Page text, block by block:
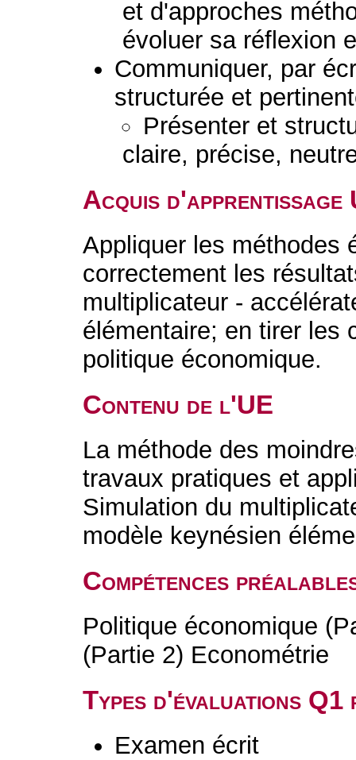
et d'approches
évoluer sa réflexion
Communiquer, par
structurée et
Présenter et
claire, précise,
Acquis d'apprentissage
Appliquer les méthodes
correctement les
multiplicateur -
élémentaire; en tirer les
politique économique.
Contenu de l'UE
La méthode des
travaux pratiques et
Simulation du
modèle keynésien
Compétences
Politique économique
(Partie 2) Econométrie
Types d'évaluations
Examen écrit